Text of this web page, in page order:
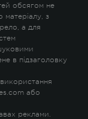
обсягом не
матеріалу, з
а для
в підзаголовку
або
реклами.